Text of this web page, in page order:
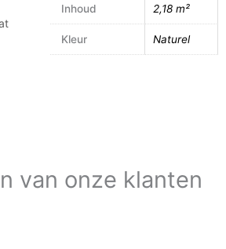
Inhoud 2,18 m²
Kleur Naturel
van onze klanten